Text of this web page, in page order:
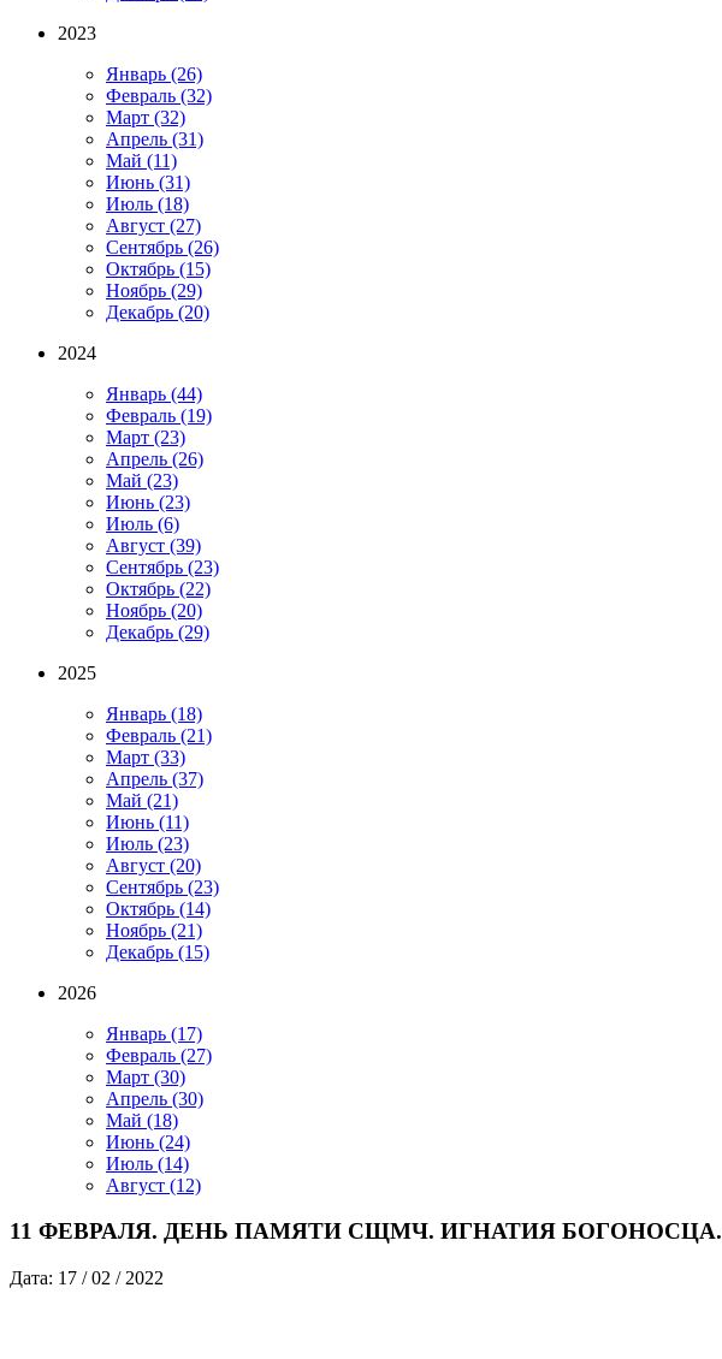
2023
Январь (26)
Февраль (32)
Март (32)
Апрель (31)
Май (11)
Июнь (31)
Июль (18)
Август (27)
Сентябрь (26)
Октябрь (15)
Ноябрь (29)
Декабрь (20)
2024
Январь (44)
Февраль (19)
Март (23)
Апрель (26)
Май (23)
Июнь (23)
Июль (6)
Август (39)
Сентябрь (23)
Октябрь (22)
Ноябрь (20)
Декабрь (29)
2025
Январь (18)
Февраль (21)
Март (33)
Апрель (37)
Май (21)
Июнь (11)
Июль (23)
Август (20)
Сентябрь (23)
Октябрь (14)
Ноябрь (21)
Декабрь (15)
2026
Январь (17)
Февраль (27)
Март (30)
Апрель (30)
Май (18)
Июнь (24)
Июль (14)
Август (12)
11 ФЕВРАЛЯ. ДЕНЬ ПАМЯТИ СЩМЧ. ИГНАТИЯ БОГОНОСЦА.
Дата: 17 / 02 / 2022